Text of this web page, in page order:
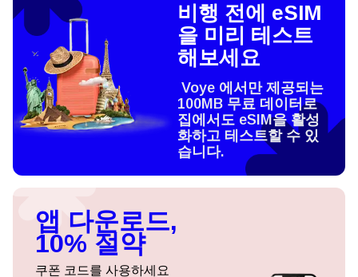
비행 전에 eSIM
을 미리 테스트
해보세요
Voye 에서만 제공되는
100MB 무료 데이터로
집에서도 eSIM을 활성
화하고 테스트할 수 있
습니다.
앱 다운로드,
10% 절약
쿠폰 코드를 사용하세요